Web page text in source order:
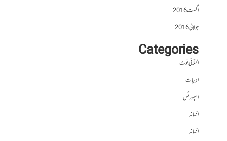
اگست 2016
جولائی 2016
Categories
اختلافی نوٹ
ادبیات
اسپورٹس
افسانہ
افسانہ